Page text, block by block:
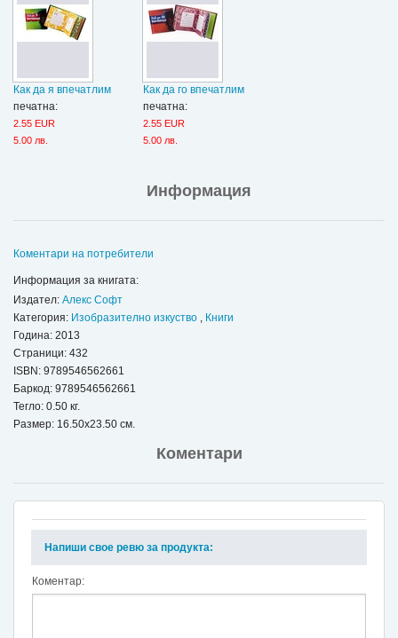
Как да я впечатлим
печатна:
2.55 EUR
5.00 лв.
Как да го впечатлим
печатна:
2.55 EUR
5.00 лв.
Информация
Коментари на потребители
Информация за книгата:
Издател: Алекс Софт
Категория: Изобразително изкуство
Книги
Година: 2013
Страници: 432
ISBN: 9789546562661
Баркод: 9789546562661
Тегло: 0.50 кг.
Размер: 16.50x23.50 см.
Коментари
Напиши свое ревю за продукта:
Коментар: